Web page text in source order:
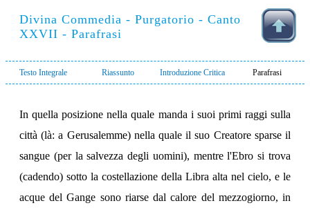
Divina Commedia - Purgatorio - Canto
XXVII - Parafrasi
Testo Integrale Riassunto Introduzione Critica Parafrasi
In quella posizione nella quale manda i suoi primi raggi sulla
città (là: a Gerusalemme) nella quale il suo Creatore sparse il
sangue (per la salvezza degli uomini), mentre l'Ebro si trova
(cadendo) sotto la costellazione della Libra alta nel cielo, e le
acque del Gange sono riarse dal calore del mezzogiorno, in